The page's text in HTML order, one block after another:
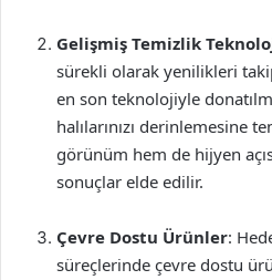
Gelişmiş Temizlik
sürekli olarak yenilikleri
en son teknolojiyle
halılarınızı derinlemesine
görünüm hem de hijyen
sonuçlar elde edilir.
Çevre Dostu Ürünler:
süreçlerinde çevre dostu